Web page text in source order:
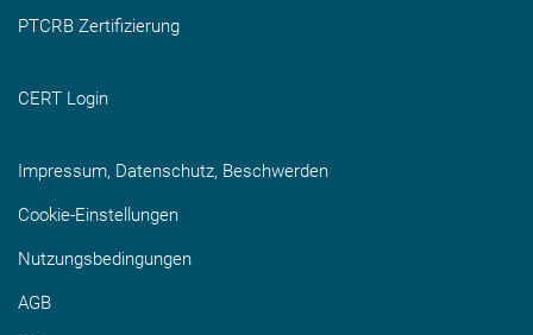
PTCRB Zertifizierung
CERT Login
Impressum, Datenschutz, Beschwerden
Cookie-Einstellungen
Nutzungsbedingungen
AGB